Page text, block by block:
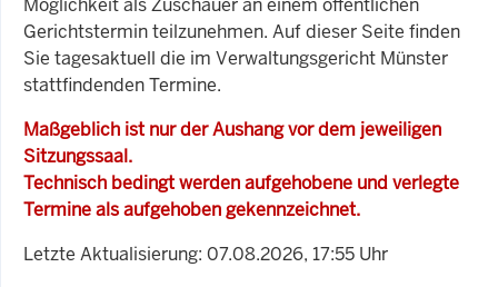
Gerichtstermin teilzunehmen. Auf dieser Seite finden
Sie tagesaktuell die im Verwaltungsgericht Münster
stattfindenden Termine.
Maßgeblich ist nur der Aushang vor dem jeweiligen
Sitzungssaal.
Technisch bedingt werden aufgehobene und verlegte
Termine als aufgehoben gekennzeichnet.
Letzte Aktualisierung: 07.08.2026, 17:55 Uhr